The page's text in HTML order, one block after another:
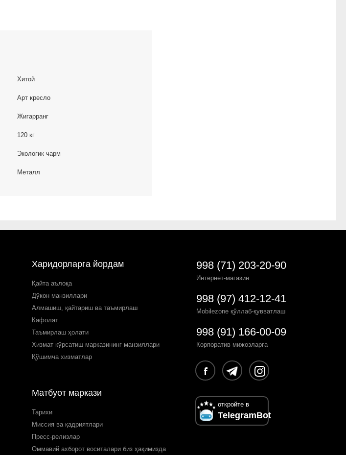
Хитой
Арт кресло
Жигарранг
120 кг
Экологик чарм
Металл
Харидорларга йордам
Қайта аълоқа
Дўкон манзиллари
Алмашиш, қайтариш ва таъмирлаш
Кафолат
Таъмирлаш ҳолати
Хизмат кўрсатиш марказининг манзиллари
Қўшимча хизматлар
Матбуот маркази
Тарихи
Миссия ва қадриятлари
Пресс-релизлар
Оммавий ахборот воситалари биз ҳақимизда
998 (71) 203-20-90
Интернет-магазин
998 (97) 412-12-41
Mobilezone қўллаб-қувватлаш
998 (91) 166-00-09
Корпоратив мижозларга
откройте в
TelegramBot